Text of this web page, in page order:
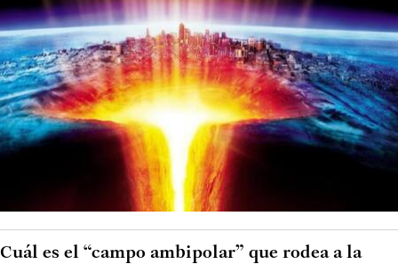
Cuál es el “campo ambipolar” que rodea a la